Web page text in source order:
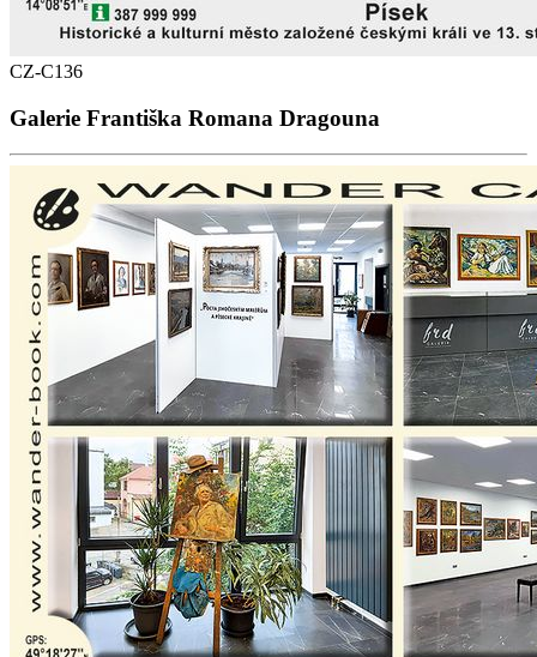
CZ-C136
Galerie Františka Romana Dragouna